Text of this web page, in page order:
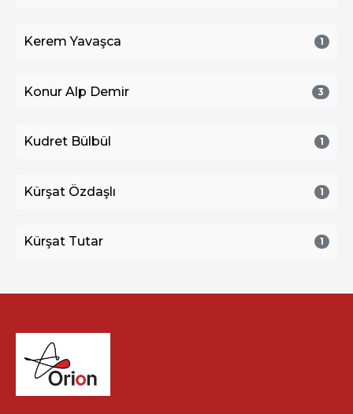
Kerem Yavaşca 1
Konur Alp Demir 3
Kudret Bülbül 1
Kürşat Özdaşlı 1
Kürşat Tutar 1